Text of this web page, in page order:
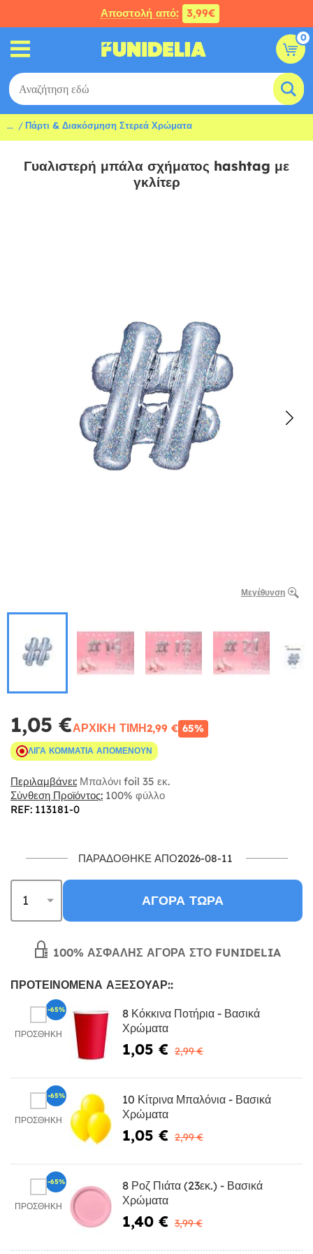
Αποστολή από: 3,99€
0
... Πάρτι & Διακόσμηση Στερεά Χρώματα
Γυαλιστερή μπάλα σχήματος hashtag με
γκλίτερ
Μεγέθυνση
1,05 €ΑΡΧΙΚΉ ΤΙΜΉ2,99 € 65%
ΛΊΓΑ ΚΟΜΜΆΤΙΑ ΑΠΟΜΈΝΟΥΝ
Περιλαμβάνει: Μπαλόνι foil 35 εκ.
Σύνθεση Προϊόντος: 100% φύλλο
REF: 113181-0
ΠΑΡΑΔΌΘΗΚΕ ΑΠΌ2026-08-11
ΑΓΟΡΆ ΤΏΡΑ
100% ΑΣΦΑΛΉΣ ΑΓΟΡΆ ΣΤΟ FUNIDELIA
ΠΡΟΤΕΙΝΌΜΕΝΑ ΑΞΕΣΟΥΆΡ::
ΠΡΟΣΘΉΚΗ
8 Κόκκινα Ποτήρια - Βασικά
Χρώματα
1,05 € 2,99 €
-65%
ΠΡΟΣΘΉΚΗ
10 Κίτρινα Μπαλόνια - Βασικά
Χρώματα
1,05 € 2,99 €
-65%
ΠΡΟΣΘΉΚΗ
8 Ροζ Πιάτα (23εκ.) - Βασικά
Χρώματα
1,40 € 3,99 €
-65%